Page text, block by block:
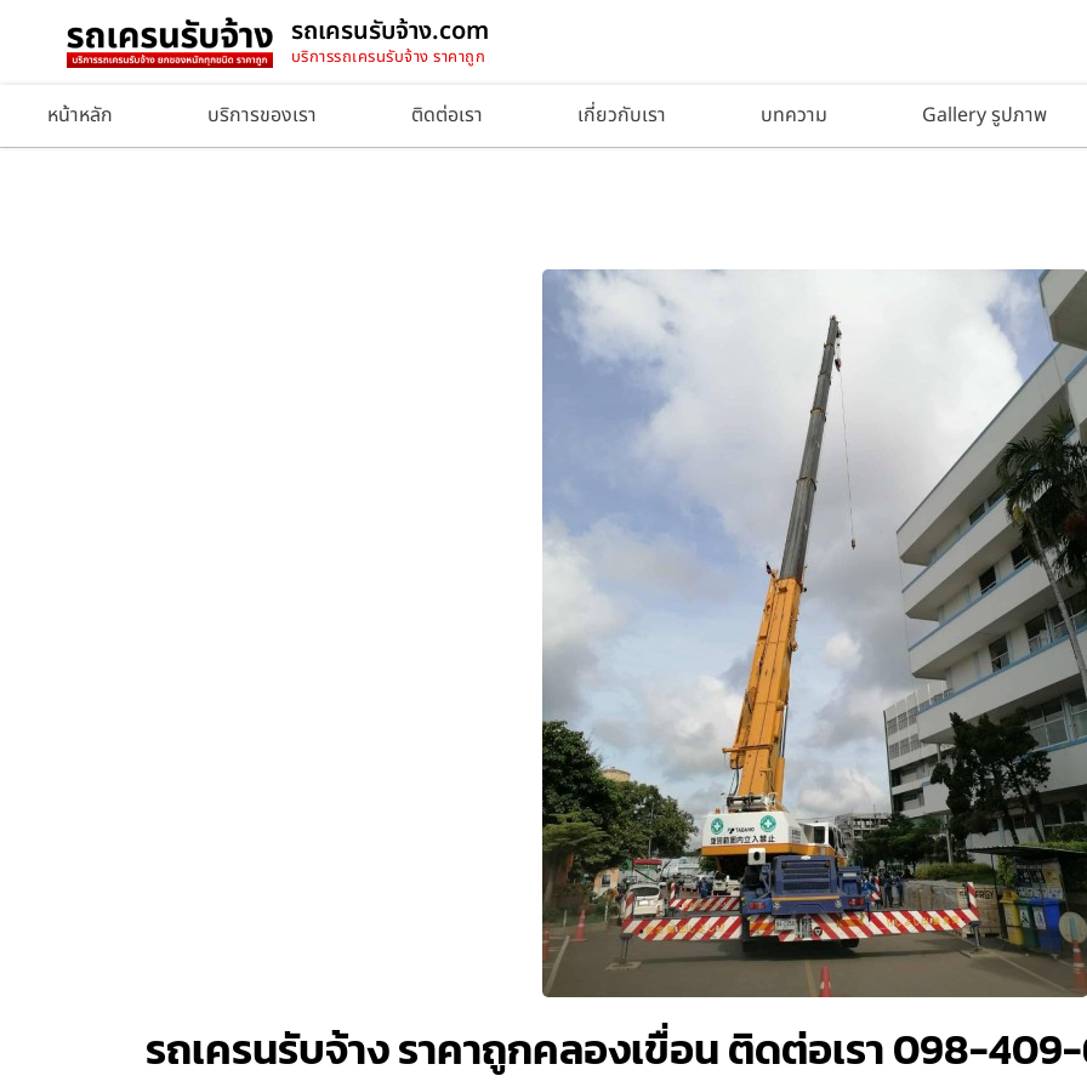
รถเครนรับจ้าง.com
บริการรถเครนรับจ้าง ราคาถูก
หน้าหลัก บริการของเรา ติดต่อเรา เกี่ยวกับเรา บทความ Gallery รูปภาพ
รถเครนรับจ้าง ราคาถูกคลองเขื่อน ติดต่อเรา 098-